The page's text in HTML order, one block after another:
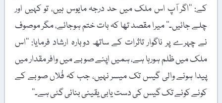
کے: ’’اگر آپ اس ملک میں حد درجہ مایوس ہیں، تو کہیں اور
چلے جائیں۔‘‘ میرا مقصد تھا کہ بات ختم ہوجائے، مگر موصوف
نے چہرے پر ناگوار تاثرات کے ساتھ دوبارہ ارشاد فرمایا: ’’اس
ملک میں ظلم ہورہا ہے، ہمیں اپنے صوبے میں وافر مقدار میں
پیدا ہونے والی گیس تک میسر نہیں، جب کہ فُلاں صوبے کے
کونے کونے تک گیس کی دست یابی یقینی بنائی گئی ہے۔‘‘